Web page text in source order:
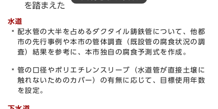
水道
配水管の大半を占めるダクタイル鋳鉄管について、他都
市の先行事例や本市の管体調査（既設管の腐食状況の調
査）結果を参考に、本市独自の腐食予測式を作成。
管の口径やポリエチレンスリーブ（水道管が直接土壌に
触れないためのカバー）の有無に応じて、目標使用年数
を設定。